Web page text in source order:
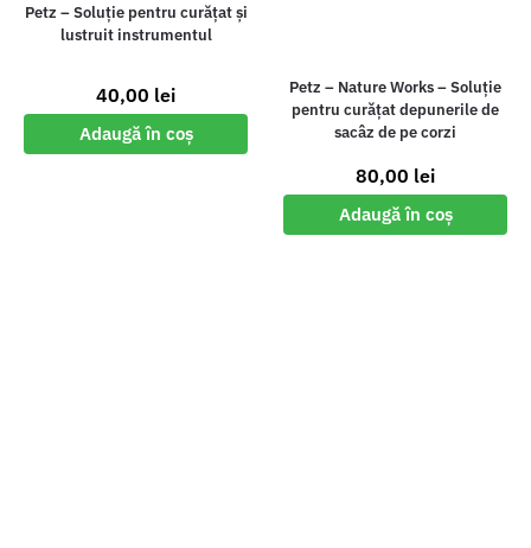
Petz – Soluție pentru curățat și
lustruit instrumentul
40,00 lei
Adaugă în coș
Petz – Nature Works – Soluție
pentru curățat depunerile de
sacâz de pe corzi
80,00 lei
Adaugă în coș